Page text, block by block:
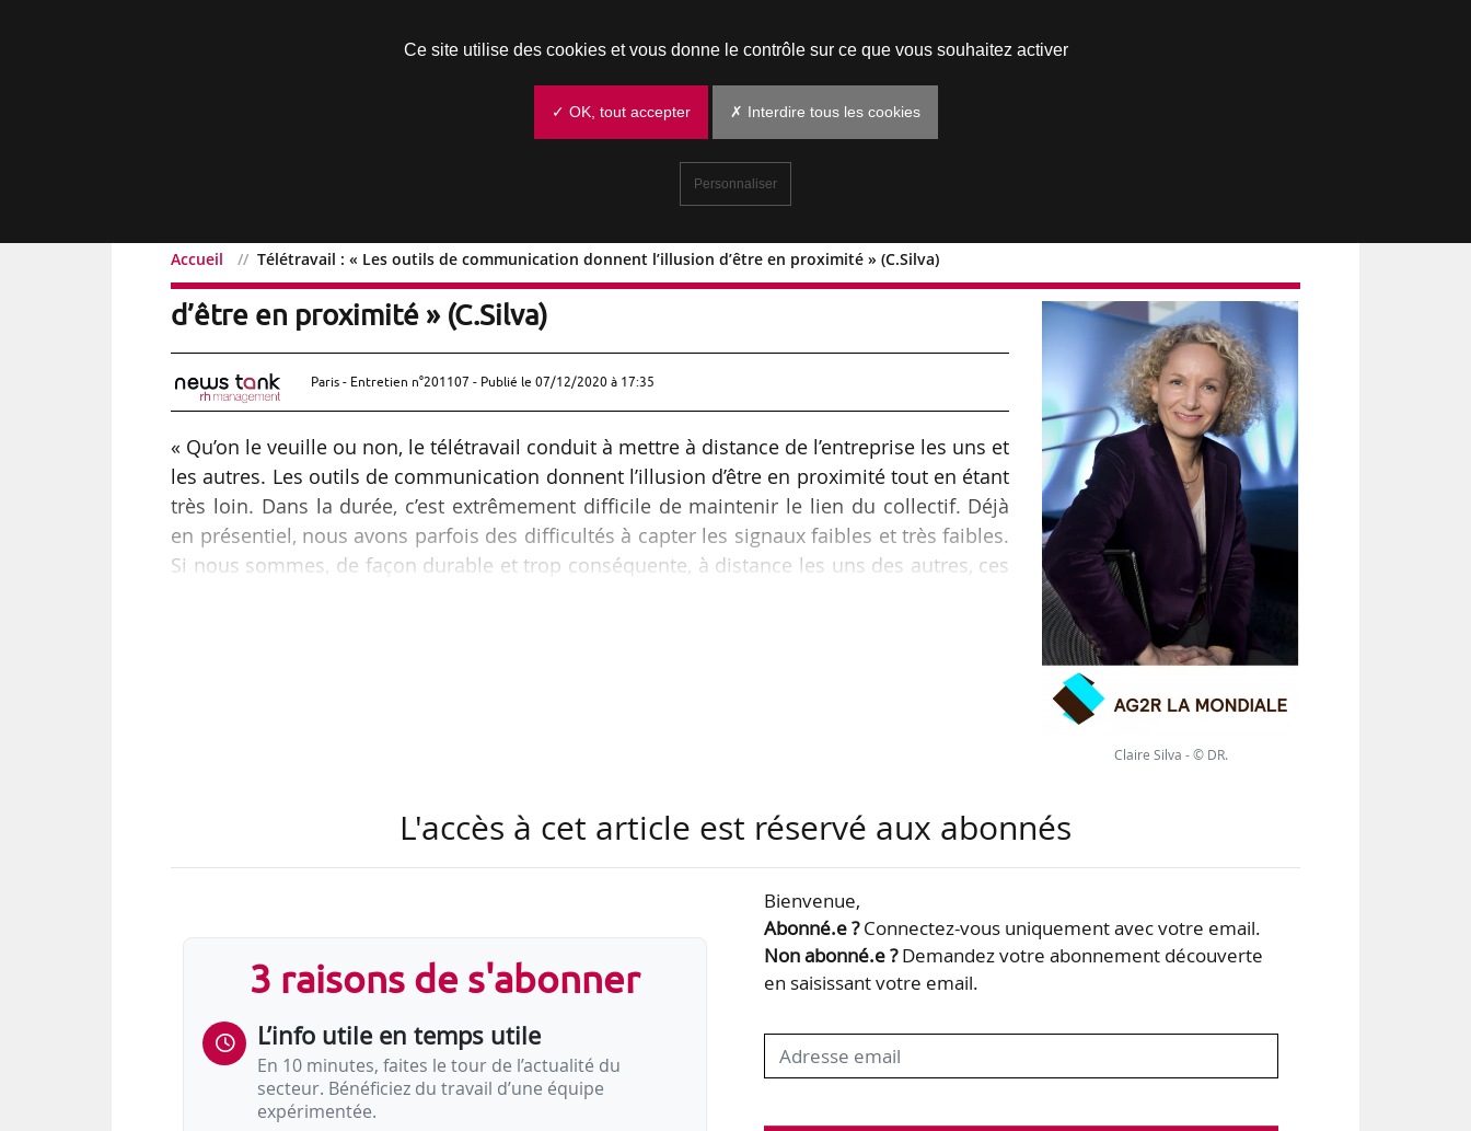
Accueil Télétravail : « Les outils de communication donnent l’illusion d’être en proximité » (C.Silva)
Télétravail : « Les outils de communication donnent l’illusion
d’être en proximité » (C.Silva)
Paris - Entretien n°201107 - Publié le 07/12/2020 à 17:35
« Qu’on le veuille ou non, le télétravail conduit à mettre à distance de l’entreprise les uns et
les autres. Les outils de communication donnent l’illusion d’être en proximité tout en étant
très loin. Dans la durée, c’est extrêmement difficile de maintenir le lien du collectif. Déjà
en présentiel, nous avons parfois des difficultés à capter les signaux faibles et très faibles.
Si nous sommes, de façon durable et trop conséquente, à distance les uns des autres, ces
Claire Silva - © DR.
L'accès à cet article est réservé aux abonnés
3 raisons de s'abonner
L’info utile en temps utile
En 10 minutes, faites le tour de l’actualité du
secteur. Bénéficiez du travail d’une équipe
expérimentée.
Bienvenue,
Abonné.e ?Connectez-vous uniquement avec votre email.
Non abonné.e ?Demandez votre abonnement découverte
en saisissant votre email.
Ce site utilise des cookies et vous donne le contrôle sur ce que vous souhaitez activer
✓ OK, tout accepter ✗ Interdire tous les cookies
Personnaliser